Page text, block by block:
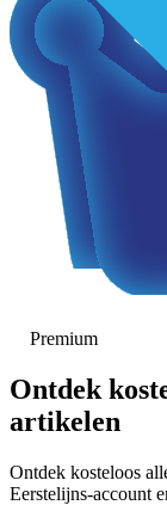
Premium
Ontdek
artikelen
Ontdek kosteloos
Eerstelijns-account